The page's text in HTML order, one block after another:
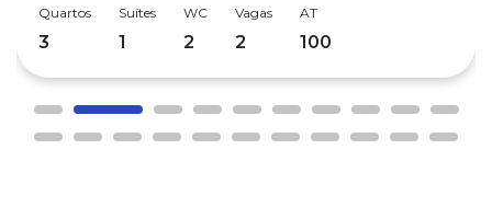
Quartos
3
Suítes
1
WC
2
Vagas
2
AT
100